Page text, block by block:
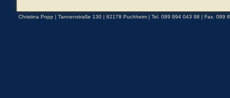
Christina Popp | Tannenstraße 130 | 82178 Puchheim | Tel. 089 894 043 98 | Fax. 089